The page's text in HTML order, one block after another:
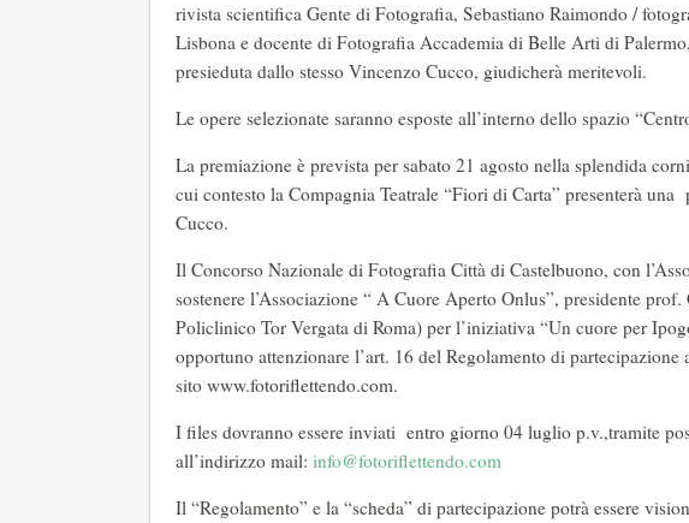
rivista scientifica Gente di Fotografia, Sebastiano Raimondo /
Lisbona e docente di Fotografia Accademia di Belle Arti di
presieduta dallo stesso Vincenzo Cucco, giudicherà meritevoli.
Le opere selezionate saranno esposte all’interno dello spazio
La premiazione è prevista per sabato 21 agosto nella splendida
cui contesto la Compagnia Teatrale “Fiori di Carta” presenterà
Cucco.
Il Concorso Nazionale di Fotografia Città di Castelbuono, con
sostenere l’Associazione “ A Cuore Aperto Onlus”, presidente
Policlinico Tor Vergata di Roma) per l’iniziativa “Un cuore per
opportuno attenzionare l’art. 16 del Regolamento di
sito www.fotoriflettendo.com.
I files dovranno essere inviati entro giorno 04 luglio p.v.,tramite
all’indirizzo mail: info@fotoriflettendo.com
Il “Regolamento” e la “scheda” di partecipazione potrà essere